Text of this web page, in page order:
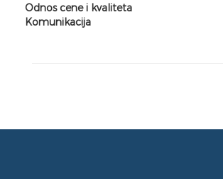
Odnos cene i kvaliteta
Komunikacija